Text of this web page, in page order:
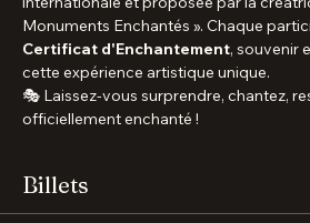
chansons françaises et des anecdotes
légende.
Bien plus qu'une visite guidée, c'est un
parenthèse poétique et immersive,
internationale et proposée par la
Monuments Enchantés ». Chaque
cette expérience artistique unique.
🎭 Laissez-vous surprendre, chantez,